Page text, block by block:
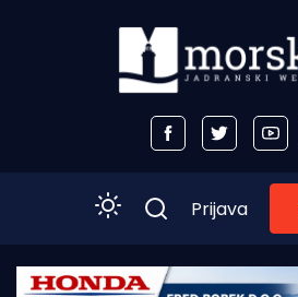
Početna
Prijava